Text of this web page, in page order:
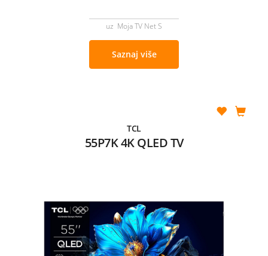
uz Moja TV Net S
Saznaj više
TCL
55P7K 4K QLED TV